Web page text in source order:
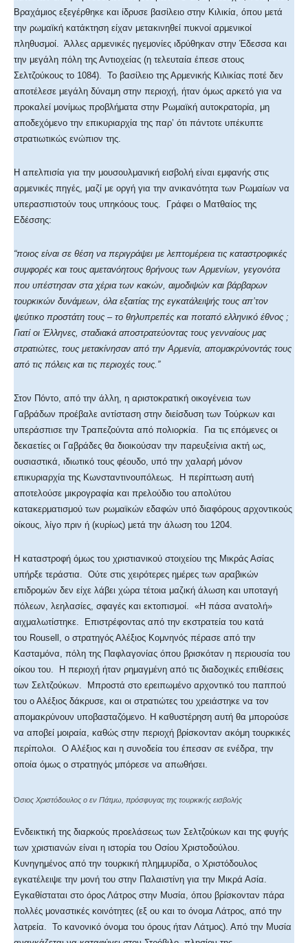
Βραχάμιος εξεγέρθηκε και ίδρυσε βασίλειο στην Κιλικία, όπου μετά
την ρωμαϊκή κατάκτηση είχαν μετακινηθεί πυκνοί αρμενικοί
πληθυσμοί. Άλλες αρμενικές ηγεμονίες ιδρύθηκαν στην Έδεσσα και
την μεγάλη πόλη της Αντιοχείας (η τελευταία έπεσε στους
Σελτζούκους το 1084). Το βασίλειο της Αρμενικής Κιλικίας ποτέ δεν
αποτέλεσε μεγάλη δύναμη στην περιοχή, ήταν όμως αρκετό για να
προκαλεί μονίμως προβλήματα στην Ρωμαϊκή αυτοκρατορία, μη
αποδεχόμενο την επικυριαρχία της παρ’ ότι πάντοτε υπέκυπτε
στρατιωτικώς ενώπιον της.
Η απελπισία για την μουσουλμανική εισβολή είναι εμφανής στις
αρμενικές πηγές, μαζί με οργή για την ανικανότητα των Ρωμαίων να
υπερασπιστούν τους υπηκόους τους. Γράφει ο Ματθαίος της
Εδέσσης:
“ποιος είναι σε θέση να περιγράψει με λεπτομέρεια τις καταστροφικές
συμφορές και τους αμετανόητους θρήνους των Αρμενίων, γεγονότα
που υπέστησαν στα χέρια των κακών, αιμοδιψών και βάρβαρων
τουρκικών δυνάμεων, όλα εξαιτίας της εγκατάλειψής τους απ’τον
ψεύτικο προστάτη τους – το θηλυπρεπές και ποταπό ελληνικό έθνος ;
Γιατί οι Έλληνες, σταδιακά αποστρατεύοντας τους γενναίους μας
στρατιώτες, τους μετακίνησαν από την Αρμενία, απομακρύνοντάς τους
από τις πόλεις και τις περιοχές τους.”
Στον Πόντο, από την άλλη, η αριστοκρατική οικογένεια των
Γαβράδων προέβαλε αντίσταση στην διείσδυση των Τούρκων και
υπεράσπισε την Τραπεζούντα από πολιορκία. Για τις επόμενες οι
δεκαετίες οι Γαβράδες θα διοικούσαν την παρευξείνια ακτή ως,
ουσιαστικά, ιδιωτικό τους φέουδο, υπό την χαλαρή μόνον
επικυριαρχία της Κωνσταντινουπόλεως. Η περίπτωση αυτή
αποτελούσε μικρογραφία και πρελούδιο του απολύτου
κατακερματισμού των ρωμαϊκών εδαφών υπό διαφόρους αρχοντικούς
οίκους, λίγο πριν ή (κυρίως) μετά την άλωση του 1204.
Η καταστροφή όμως του χριστιανικού στοιχείου της Μικράς Ασίας
υπήρξε τεράστια. Ούτε στις χειρότερες ημέρες των αραβικών
επιδρομών δεν είχε λάβει χώρα τέτοια μαζική άλωση και υποταγή
πόλεων, λεηλασίες, σφαγές και εκτοπισμοί. «Η πάσα ανατολή»
αιχμαλωτίστηκε. Επιστρέφοντας από την εκστρατεία του κατά
του Rousell, ο στρατηγός Αλέξιος Κομνηνός πέρασε από την
Κασταμόνα, πόλη της Παφλαγονίας όπου βρισκόταν η περιουσία του
οίκου του. Η περιοχή ήταν ρημαγμένη από τις διαδοχικές επιθέσεις
των Σελτζούκων. Μπροστά στο ερειπωμένο αρχοντικό του παππού
του ο Αλέξιος δάκρυσε, και οι στρατιώτες του χρειάστηκε να τον
απομακρύνουν υποβασταζόμενο. Η καθυστέρηση αυτή θα μπορούσε
να αποβεί μοιραία, καθώς στην περιοχή βρίσκονταν ακόμη τουρκικές
περίπολοι. Ο Αλέξιος και η συνοδεία του έπεσαν σε ενέδρα, την
οποία όμως ο στρατηγός μπόρεσε να απωθήσει.
Όσιος Χριστόδουλος ο εν Πάτμω, πρόσφυγας της τουρκικής εισβολής
Ενδεικτική της διαρκούς προελάσεως των Σελτζούκων και της φυγής
των χριστιανών είναι η ιστορία του Οσίου Χριστοδούλου.
Κυνηγημένος από την τουρκική πλημμυρίδα, ο Χριστόδουλος
εγκατέλειψε την μονή του στην Παλαιστίνη για την Μικρά Ασία.
Εγκαθίσταται στο όρος Λάτρος στην Μυσία, όπου βρίσκονταν πάρα
πολλές μοναστικές κοινότητες (εξ ου και το όνομα Λάτρος, από την
λατρεία. Το κανονικό όνομα του όρους ήταν Λάτμος). Από την Μυσία